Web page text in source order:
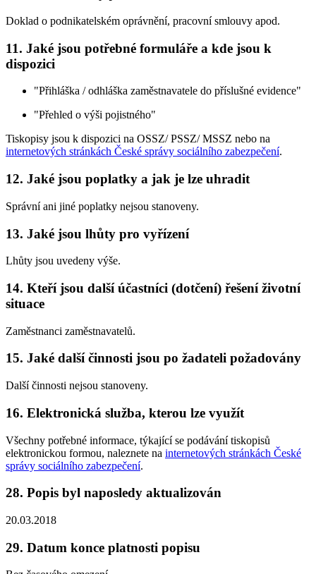
Doklad o podnikatelském oprávnění, pracovní smlouvy apod.
11. Jaké jsou potřebné formuláře a kde jsou k
dispozici
"Přihláška / odhláška zaměstnavatele do příslušné evidence"
"Přehled o výši pojistného"
Tiskopisy jsou k dispozici na OSSZ/ PSSZ/ MSSZ nebo na
internetových stránkách České správy sociálního zabezpečení.
12. Jaké jsou poplatky a jak je lze uhradit
Správní ani jiné poplatky nejsou stanoveny.
13. Jaké jsou lhůty pro vyřízení
Lhůty jsou uvedeny výše.
14. Kteří jsou další účastníci (dotčení) řešení životní
situace
Zaměstnanci zaměstnavatelů.
15. Jaké další činnosti jsou po žadateli požadovány
Další činnosti nejsou stanoveny.
16. Elektronická služba, kterou lze využít
Všechny potřebné informace, týkající se podávání tiskopisů
elektronickou formou, naleznete na internetových stránkách České
správy sociálního zabezpečení.
28. Popis byl naposledy aktualizován
20.03.2018
29. Datum konce platnosti popisu